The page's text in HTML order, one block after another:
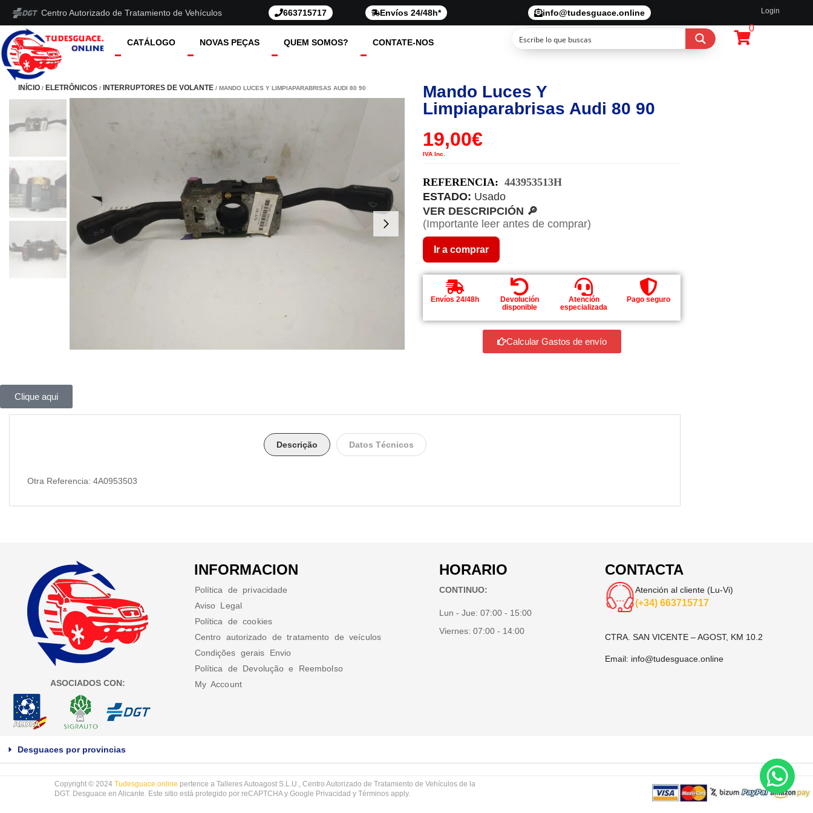
Centro Autorizado de Tratamiento de Vehículos 663715717 Envíos 24/48h* info@tudesguace.online Login
CATÁLOGO NOVAS PEÇAS QUEM SOMOS? CONTATE-NOS
0
INÍCIO / ELETRÔNICOS / INTERRUPTORES DE VOLANTE / MANDO LUCES Y LIMPIAPARABRISAS AUDI 80 90
Mando Luces Y
Limpiaparabrisas Audi 80 90
19,00€
IVA Inc.
REFERENCIA: 443953513H
ESTADO: Usado
VER DESCRIPCIÓN 🔎
(Importante leer antes de comprar)
Ir a comprar
Envíos 24/48h
Devolución
disponible
Atención
especializada
Pago seguro
Calcular Gastos de envío
Clique aqui
Descrição Datos Técnicos
Otra Referencia: 4A0953503
ASOCIADOS CON:
INFORMACION
Política de privacidade
Aviso Legal
Política de cookies
Centro autorizado de tratamento de veículos
Condições gerais Envio
Política de Devolução e Reembolso
My Account
HORARIO
CONTINUO:
Lun - Jue:07:00 - 15:00
Viernes:07:00 - 14:00
CONTACTA
Atención al cliente (Lu-Vi)
(+34) 663715717
CTRA. SAN VICENTE – AGOST, KM 10.2
Email: info@tudesguace.online
Desguaces por provincias
Copyright © 2024 Tudesguace.online pertence a Talleres Autoagost S.L.U., Centro Autorizado de Tratamiento de Vehículos de la
DGT. Desguace en Alicante. Este sitio está protegido por reCAPTCHA y Google Privacidad y Términos apply.